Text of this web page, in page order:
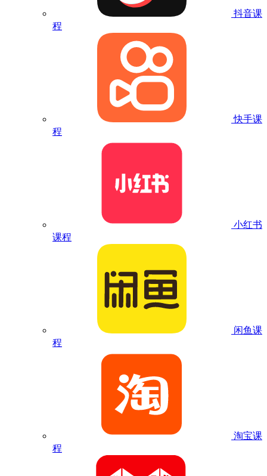
抖音课
程
快手课
程
小红书
课程
闲鱼课
程
淘宝课
程